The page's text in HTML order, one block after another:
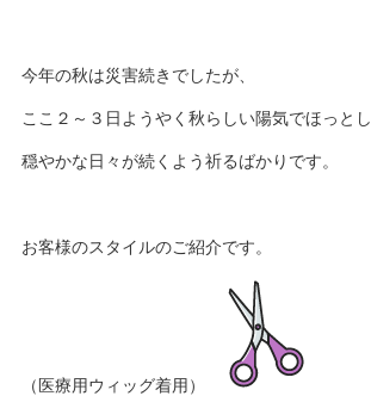
今年の秋は災害続きでしたが、
ここ２～３日ようやく秋らしい陽気でほっとし
穏やかな日々が続くよう祈るばかりです。
お客様のスタイルのご紹介です。
（医療用ウィッグ着用）